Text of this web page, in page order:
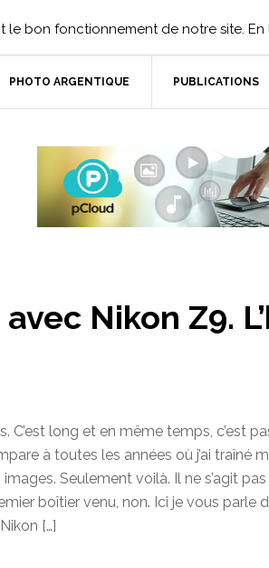
PHOTO ARGENTIQUE PUBLICATIONS
Nikon Z9.
C’est long et en même temps, c’est
à toutes les années où j’ai traîné
Seulement voilà. Il ne s’agit
boîtier venu, non. Ici je vous parle
[…]
le bon fonctionnement de notre site.